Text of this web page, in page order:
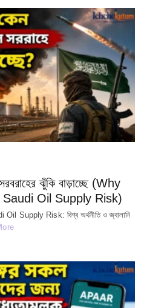
ঝুঁকি বাড়াচ্ছে (Why
Oil Supply Risk)
Supply Risk: বিশ্ব অর্থনীতি ও জ্বালানি